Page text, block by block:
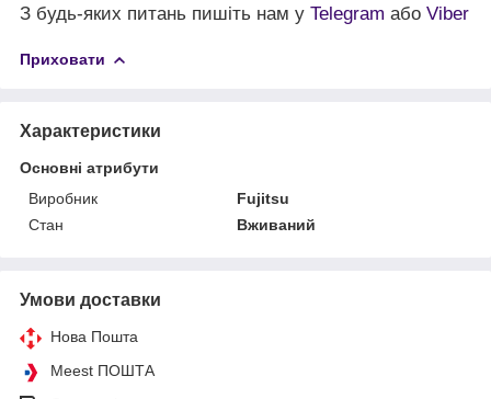
З будь-яких питань пишіть нам у Telegram або Viber
Приховати
Характеристики
Основні атрибути
Виробник
Fujitsu
Стан
Вживаний
Умови доставки
Нова Пошта
Meest ПОШТА